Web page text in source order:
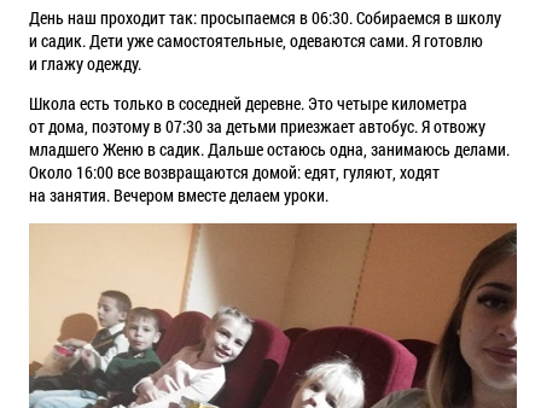
День наш проходит так: просыпаемся в 06:30. Собираемся в школу
и садик. Дети уже самостоятельные, одеваются сами. Я готовлю
и глажу одежду.
Школа есть только в соседней деревне. Это четыре километра
от дома, поэтому в 07:30 за детьми приезжает автобус. Я отвожу
младшего Женю в садик. Дальше остаюсь одна, занимаюсь делами.
Около 16:00 все возвращаются домой: едят, гуляют, ходят
на занятия. Вечером вместе делаем уроки.